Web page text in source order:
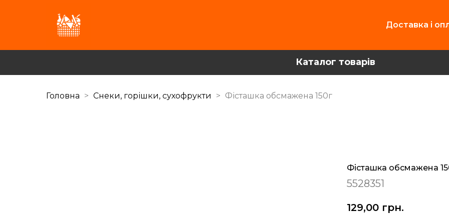
Доставка і
Каталог товарів
Головна Снеки, горішки, сухофрукти Фісташка обсмажена 150г
Фісташка обсмажена
5528351
129,00 грн.